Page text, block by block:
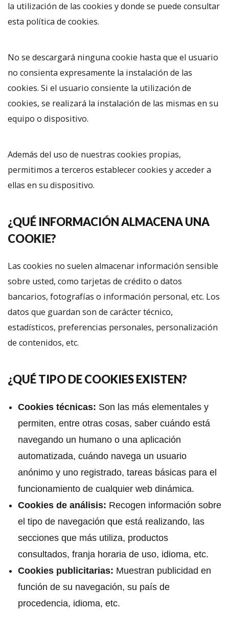
la utilización de las cookies y donde se puede consultar
esta política de cookies.
No se descargará ninguna cookie hasta que el usuario
no consienta expresamente la instalación de las
cookies. Si el usuario consiente la utilización de
cookies, se realizará la instalación de las mismas en su
equipo o dispositivo.
Además del uso de nuestras cookies propias,
permitimos a terceros establecer cookies y acceder a
ellas en su dispositivo.
¿QUÉ INFORMACIÓN ALMACENA UNA
COOKIE?
Las cookies no suelen almacenar información sensible
sobre usted, como tarjetas de crédito o datos
bancarios, fotografías o información personal, etc. Los
datos que guardan son de carácter técnico,
estadísticos, preferencias personales, personalización
de contenidos, etc.
¿QUÉ TIPO DE COOKIES EXISTEN?
Cookies técnicas: Son las más elementales y
permiten, entre otras cosas, saber cuándo está
navegando un humano o una aplicación
automatizada, cuándo navega un usuario
anónimo y uno registrado, tareas básicas para el
funcionamiento de cualquier web dinámica.
Cookies de análisis: Recogen información sobre
el tipo de navegación que está realizando, las
secciones que más utiliza, productos
consultados, franja horaria de uso, idioma, etc.
Cookies publicitarias: Muestran publicidad en
función de su navegación, su país de
procedencia, idioma, etc.